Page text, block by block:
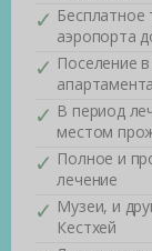
Бесплатное
аэропорта
Поселение
В период
местом
Полное и
лечение
Музеи, и
Кестхей